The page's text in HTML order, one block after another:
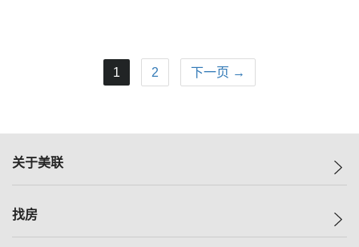
1 2 下一页 →
关于美联
美联集团
找房